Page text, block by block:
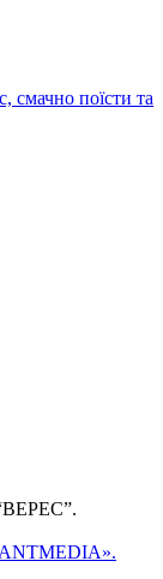
смачно поїсти та